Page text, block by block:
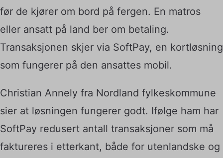
før de kjører om bord på fergen. En matros
eller ansatt på land ber om betaling.
Transaksjonen skjer via SoftPay, en kortløsning
som fungerer på den ansattes mobil.
Christian Annely fra Nordland fylkeskommune
sier at løsningen fungerer godt. Ifølge ham har
SoftPay redusert antall transaksjoner som må
faktureres i etterkant, både for utenlandske og